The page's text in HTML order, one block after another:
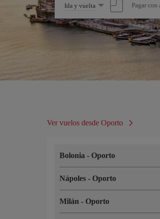
Seleccione
una
opción
Ida y vuelta Pagar con
Ver vuelos desde Oporto
Bolonia - Oporto
Nápoles - Oporto
Milán - Oporto